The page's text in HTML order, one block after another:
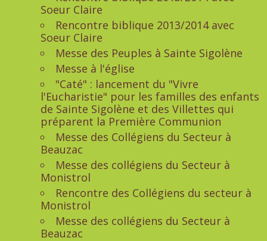
Soeur Claire
Rencontre biblique 2013/2014 avec
Soeur Claire
Messe des Peuples à Sainte Sigolène
Messe à l'église
"Caté" : lancement du "Vivre
l'Eucharistie" pour les familles des enfants
de Sainte Sigolène et des Villettes qui
préparent la Première Communion
Messe des Collégiens du Secteur à
Beauzac
Messe des collégiens du Secteur à
Monistrol
Rencontre des Collégiens du secteur à
Monistrol
Messe des collégiens du Secteur à
Beauzac